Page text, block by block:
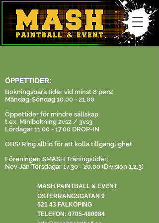
ÖPPETTIDER:
Bokningsbara tider vid minst 8 pers:
Måndag-Söndag 10.00 - 21.00
Öppettider för mindre sällskap:
t.ex. Minibokning 2vs2 / 3vs3
Lördagar 11.00 - 17.00 DROP-IN
OBS! Ring alltid för att kolla tillgänglighet
Föreningen SMASH Träningstider:
Nov-Jan Torsdagar 17.30 - 20.00 (Division 1,2,3)
MASH PAINTBALL & EVENT
ÖSTERRÄNGSGATAN 9
521 43 FALKÖPING
TELEFON: 0705-480084